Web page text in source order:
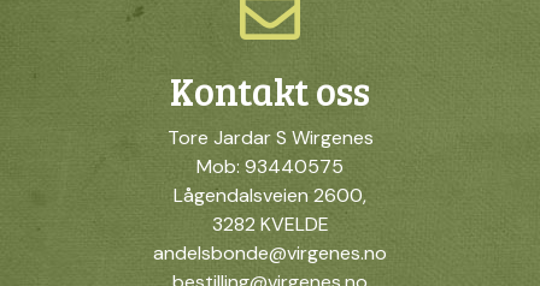
Kontakt oss
Tore Jardar S Wirgenes
Mob: 93440575
Lågendalsveien 2600,
3282 KVELDE
andelsbonde@virgenes.no